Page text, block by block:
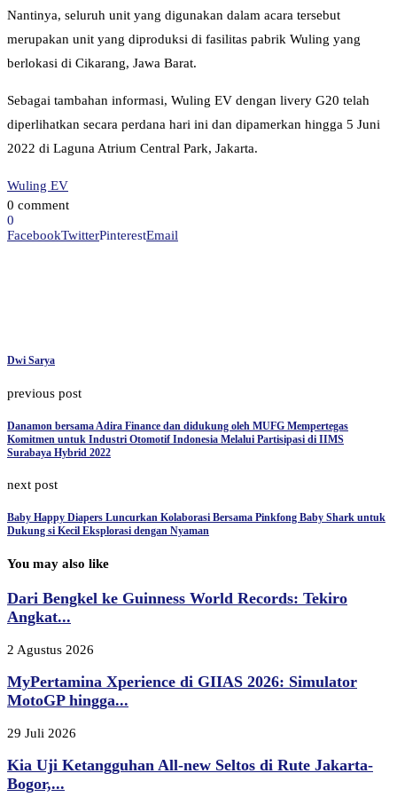
Nantinya, seluruh unit yang digunakan dalam acara tersebut
merupakan unit yang diproduksi di fasilitas pabrik Wuling yang
berlokasi di Cikarang, Jawa Barat.
Sebagai tambahan informasi, Wuling EV dengan livery G20 telah
diperlihatkan secara perdana hari ini dan dipamerkan hingga 5 Juni
2022 di Laguna Atrium Central Park, Jakarta.
Wuling EV
0 comment
0
FacebookTwitterPinterestEmail
Dwi Sarya
previous post
Danamon bersama Adira Finance dan didukung oleh MUFG Mempertegas
Komitmen untuk Industri Otomotif Indonesia Melalui Partisipasi di IIMS
Surabaya Hybrid 2022
next post
Baby Happy Diapers Luncurkan Kolaborasi Bersama Pinkfong Baby Shark untuk
Dukung si Kecil Eksplorasi dengan Nyaman
You may also like
Dari Bengkel ke Guinness World Records: Tekiro
Angkat...
2 Agustus 2026
MyPertamina Xperience di GIIAS 2026: Simulator
MotoGP hingga...
29 Juli 2026
Kia Uji Ketangguhan All-new Seltos di Rute Jakarta-
Bogor,...